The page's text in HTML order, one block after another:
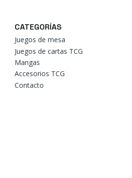
CATEGORÍAS
Juegos de mesa
Juegos de cartas TCG
Mangas
Accesorios TCG
Contacto